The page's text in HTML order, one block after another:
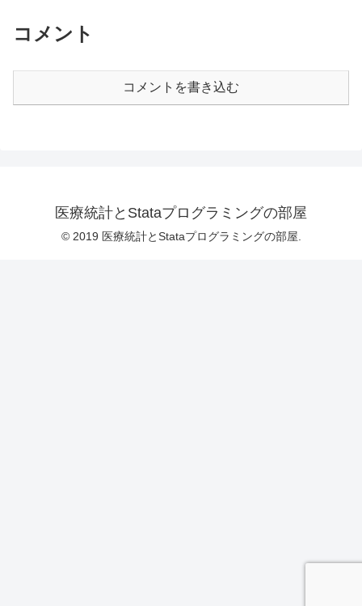
コメント
コメントを書き込む
医療統計とStataプログラミングの部屋
© 2019 医療統計とStataプログラミングの部屋.